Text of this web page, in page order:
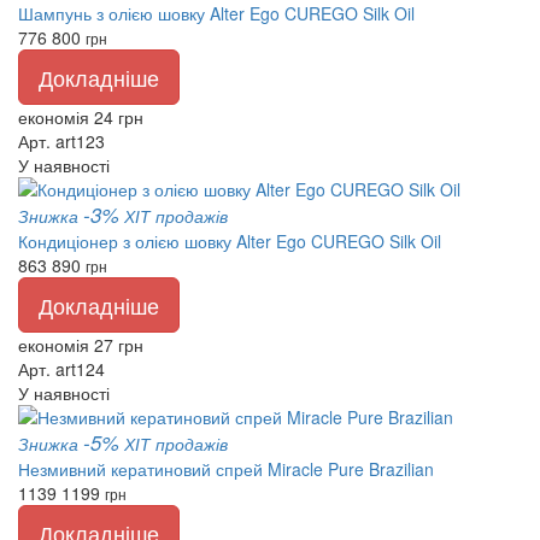
Шампунь з олією шовку Alter Ego CUREGO Silk Oil
776 800 грн
Докладніше
економія 24 грн
Арт. art123
У наявності
Знижка -3% ХІТ продажів
Кондиціонер з олією шовку Alter Ego CUREGO Silk Oil
863 890 грн
Докладніше
економія 27 грн
Арт. art124
У наявності
Знижка -5% ХІТ продажів
Незмивний кератиновий спрей Miracle Pure Brazilian
1139 1199 грн
Докладніше